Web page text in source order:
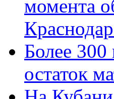
момента
Более 300
остаток